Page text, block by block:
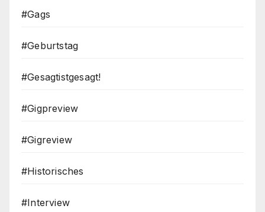
#Gags
#Geburtstag
#Gesagtistgesagt!
#Gigpreview
#Gigreview
#Historisches
#Interview